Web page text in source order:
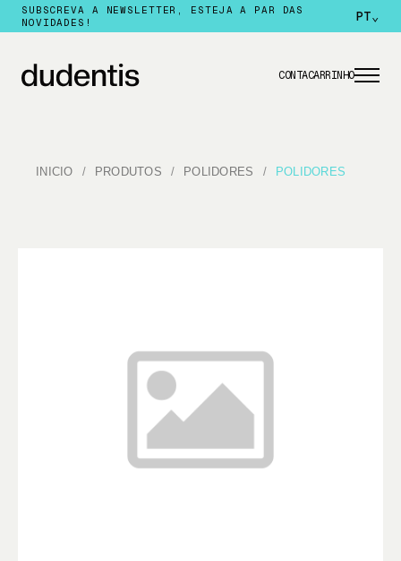
SUBSCREVA A NEWSLETTER, ESTEJA A PAR DAS
NOVIDADES!
PT⌄
CONTACARRINHO
INICIO PRODUTOS POLIDORES POLIDORES